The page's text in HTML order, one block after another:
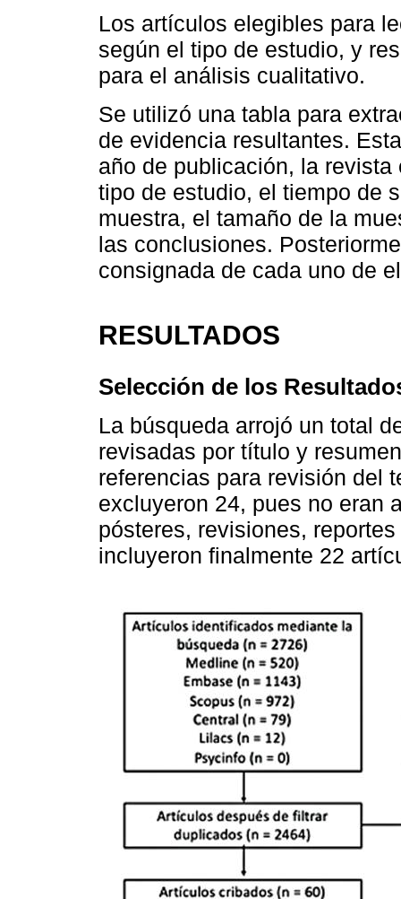
Los artículos elegibles para
según el tipo de estudio, y
para el análisis cualitativo.
Se utilizó una tabla para
de evidencia resultantes.
año de publicación, la
tipo de estudio, el tiempo de
muestra, el tamaño de la
las conclusiones.
consignada de cada uno de
RESULTADOS
Selección de los
La búsqueda arrojó un total
revisadas por título y
referencias para revisión del
excluyeron 24, pues no eran
pósteres, revisiones,
incluyeron finalmente 22